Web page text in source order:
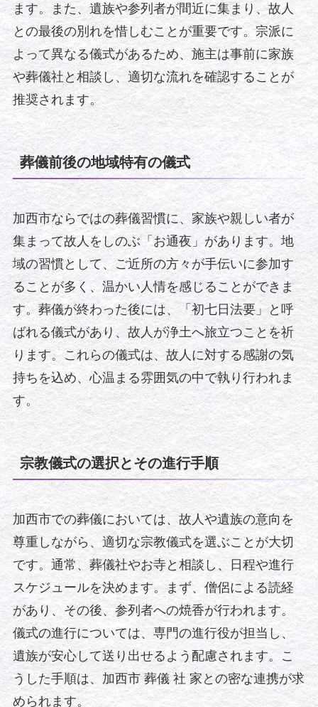
ます。また、遺族や参列者が間近に集まり、故人
との最後の別れを惜しむことが重要です。宗派に
よって異なる儀式があるため、施主は事前に家族
や葬儀社と相談し、適切な流れを確認することが
推奨されます。
葬儀前後の地域特有の儀式
加西市ならではの葬儀習慣に、家族や親しい者が
集まって故人をしのぶ「お通夜」があります。地
域の習慣として、ご近所の方々が手伝いに参加す
ることが多く、温かい人情を感じることができま
す。葬儀が終わった後には、「初七日法要」と呼
ばれる儀式があり、故人が浄土へ旅立つことを祈
ります。これらの儀式は、故人に対する感謝の気
持ちを込め、心温まる雰囲気の中で執り行われま
す。
宗教儀式の選択とその進行手順
加西市での葬儀においては、故人や遺族の意向を
尊重しながら、適切な宗教儀式を選ぶことが大切
です。通常、葬儀社やお寺と相談し、日程や進行
スケジュールを決めます。まず、僧侶による読経
があり、その後、参列者への焼香が行われます。
儀式の進行については、専門の進行役が担当し、
遺族が安心して送り出せるよう配慮されます。こ
うした手順は、加西市 葬儀 社 家との密な連携が求
められます。